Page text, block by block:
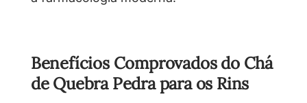
Benefícios Comprovados do Chá
de Quebra Pedra para os Rins